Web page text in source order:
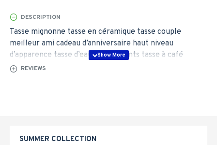
DESCRIPTION
Tasse mignonne tasse en céramique tasse couple
meilleur ami cadeau d’anniversaire haut niveau
d’apparence tasse d’eau pour enfants tasse à café
maisonREVIEWS
SUMMER COLLECTION